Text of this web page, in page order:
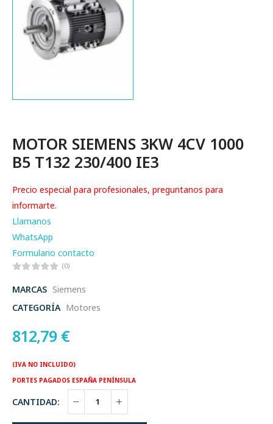
MOTOR SIEMENS 3KW 4CV 1000
B5 T132 230/400 IE3
Precio especial para profesionales, preguntanos para
informarte.
Llamanos
WhatsApp
Formulario contacto
(0)
MARCAS Siemens
CATEGORÍA Motores
812,79 €
(IVA NO INCLUIDO)
PORTES PAGADOS ESPAÑA PENÍNSULA
CANTIDAD: